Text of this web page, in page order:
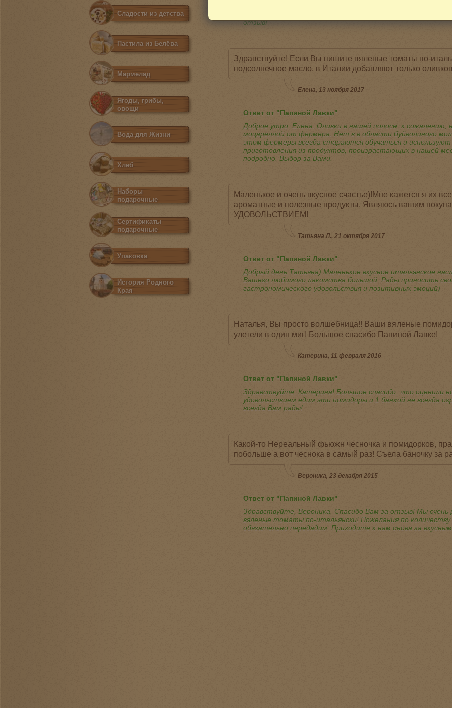
Добрый вечер, Нина! Мы сами придумываем всё новые
вкусно получается в дуэте с фермерской моцареллой.
отзыв!
Здравствуйте! Если Вы пишите вяленые томаты по-
подсолнечное масло, в Италии добавляют только
Елена, 13 ноября 2017
Ответ от "Папиной Лавки"
Доброе утро, Елена. Оливки в нашей полосе, к
моцареллой от фермера. Нет в в области буйволиного
этом фермеры всегда стараются обучаться и
приготовления из продуктов, произрастающих в нашей
подробно. Выбор за Вами.
Маленькое и очень вкусное счастье)!Мне кажется я их
ароматные и полезные продукты. Являюсь вашим
УДОВОЛЬСТВИЕМ!
Татьяна Л., 21 октября 2017
Ответ от "Папиной Лавки"
Добрый день,Татьяна) Маленькое вкусное итальянское
Вашего любимого лакомства большой. Рады приносить
гастрономического удовольствия и позитивных эмоций)
Наталья, Вы просто волшебница!! Ваши вяленые
улетели в один миг! Большое спасибо Папиной Лавке!
Катерина, 11 февраля 2016
Ответ от "Папиной Лавки"
Здравствуйте, Катерина! Большое спасибо, что оценили
удовольствием едим эти помидоры и 1 банкой не всегда
всегда Вам рады!
Какой-то Нереальный фьюжн чесночка и помидорков,
побольше а вот чеснока в самый раз! Съела баночку за
Вероника, 23 декабря 2015
Ответ от "Папиной Лавки"
Здравствуйте, Вероника. Спасибо Вам за отзыв! Мы
вяленые томаты по-итальянски! Пожелания по
обязательно передадим. Приходите к нам снова за
Сладости из детства
Пастила из Белёва
Мармелад
Ягоды, грибы,
овощи
Вода для Жизни
Хлеб
Наборы
подарочные
Сертификаты
подарочные
Упаковка
История Родного
Края